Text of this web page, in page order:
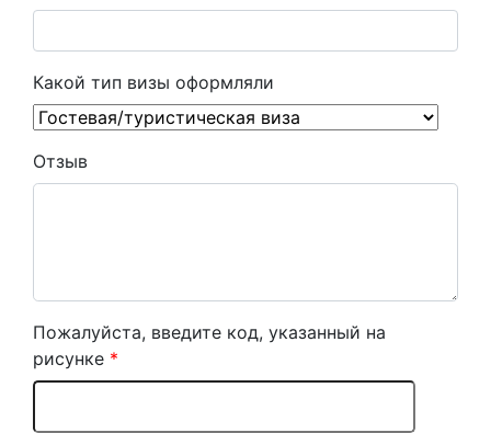
Какой тип визы оформляли
Отзыв
Пожалуйста, введите код, указанный на
рисунке *